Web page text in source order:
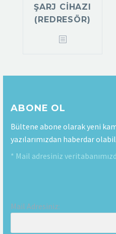
ŞARJ CIHAZI
(REDRESÖR)
ABONE OL
Bültene abone olarak yeni
yazılarımızdan haberdar
* Mail adresiniz
Mail Adresiniz: